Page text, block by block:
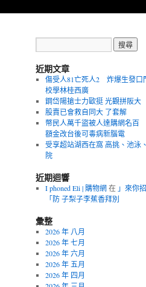
近期文章
傷受人81亡死人2 炸爆生發口
校學林桂西廣
鋼岱陽搶士力歐挺 光觀拼阪大
股賣已會救自同大 了套解
幣民人萬千盜被人達購網名百
額金改台後可毒病新腦電
受享超站湖西在窩 高挑、池泳
院
近期迴響
I phoned Eli | 購物網在 」來你招
「防 子梨子李蕉香拜別
彙整
2026 年 八月
2026 年 七月
2026 年 六月
2026 年 五月
2026 年 四月